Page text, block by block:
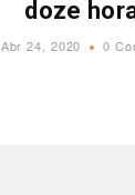
doze
Abr 24, 2020 0